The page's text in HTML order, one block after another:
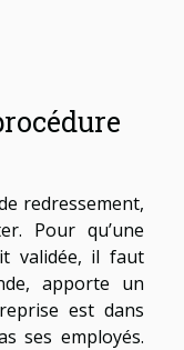
redressement,
Pour qu’une
validée, il faut
apporte un
est dans
ses employés.